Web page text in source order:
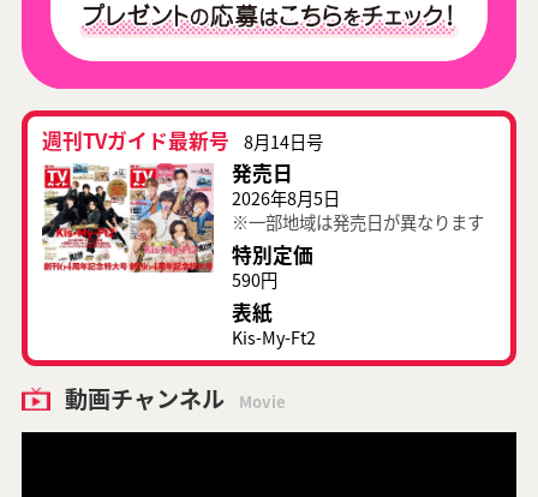
週刊TVガイド最新号 8月14日号
発売日
2026年8月5日
※一部地域は発売日が異なります
特別定価
590円
表紙
Kis-My-Ft2
動画チャンネル Movie